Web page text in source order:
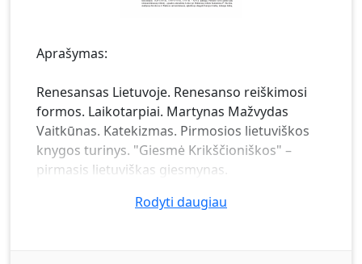
Aprašymas:
Renesansas Lietuvoje. Renesanso reiškimosi
formos. Laikotarpiai. Martynas Mažvydas
Vaitkūnas. Katekizmas. Pirmosios lietuviškos
knygos turinys. "Giesmė Krikščioniškos" –
pirmasis lietuviškas giesmynas.
Rodyti daugiau